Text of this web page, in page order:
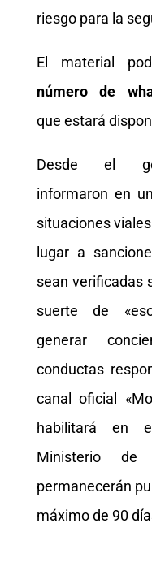
riesgo para la
El material
número de
que estará
Desde el
informaron en
situaciones
lugar a
sean verificadas
suerte de
generar
conductas
canal oficial
habilitará en
Ministerio de
permanecerán
máximo de 90